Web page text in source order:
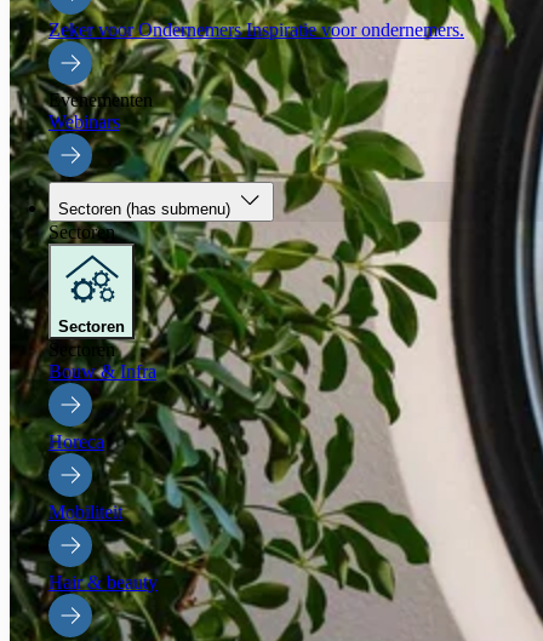
Zeker voor OndernemersInspiratie voor ondernemers.
Evenementen
Webinars
Sectoren (has submenu)
Sectoren
Sectoren
Sectoren
Bouw & Infra
Horeca
Mobiliteit
Hair & beauty